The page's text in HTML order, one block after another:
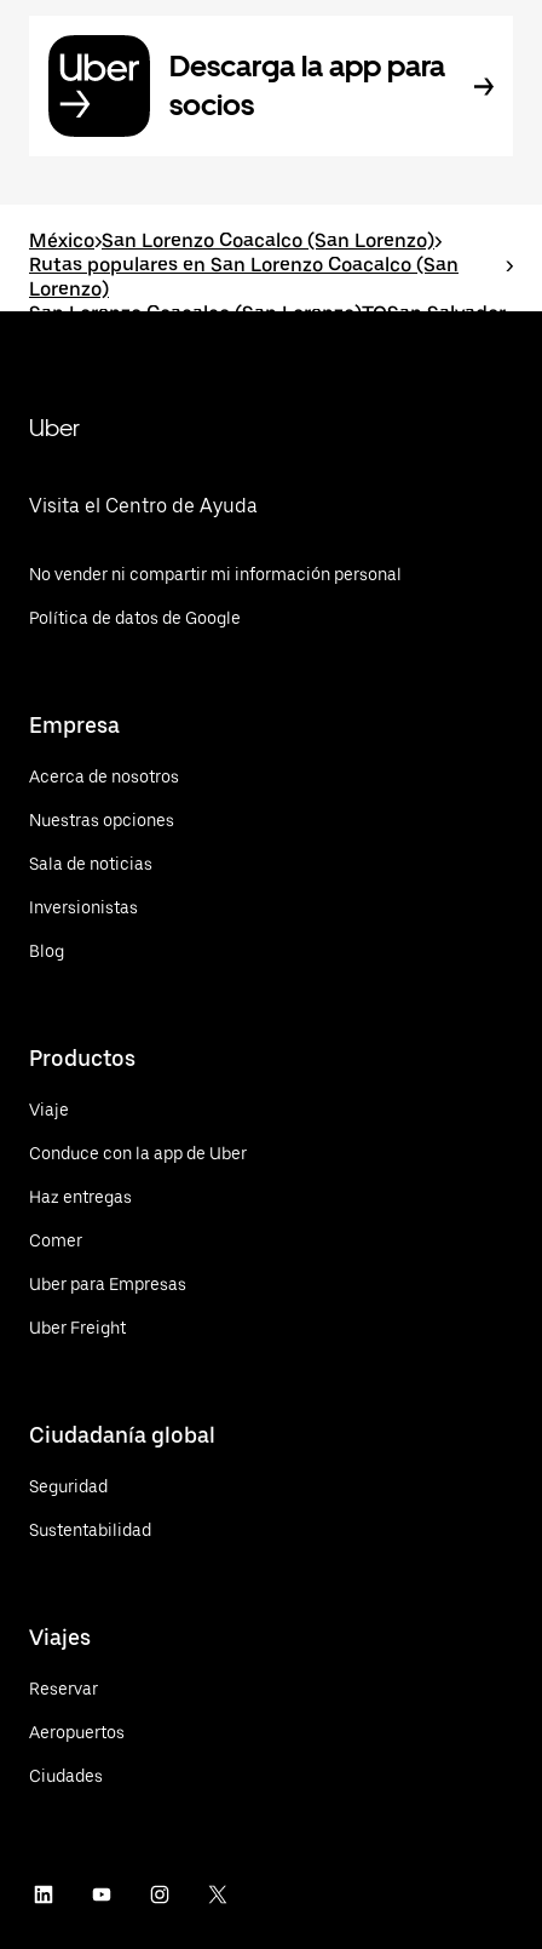
Descarga la app para
socios
México>San Lorenzo Coacalco (San Lorenzo)>
Rutas populares en San Lorenzo Coacalco (San
Lorenzo)
>
San Lorenzo Coacalco (San Lorenzo)TOSan Salvador
Uber
Visita el Centro de Ayuda
No vender ni compartir mi información personal
Política de datos de Google
Empresa
Acerca de nosotros
Nuestras opciones
Sala de noticias
Inversionistas
Blog
Productos
Viaje
Conduce con la app de Uber
Haz entregas
Comer
Uber para Empresas
Uber Freight
Ciudadanía global
Seguridad
Sustentabilidad
Viajes
Reservar
Aeropuertos
Ciudades